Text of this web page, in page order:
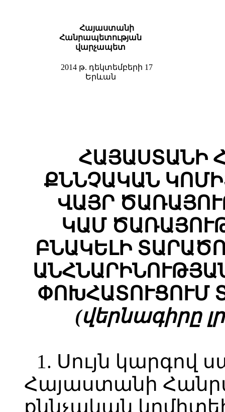
Հայաստանի
Հանրապետության
վարչապետ
2014 թ. դեկտեմբերի 17
Երևան
ՀԱՅԱՍՏԱՆԻ
ՔՆՆՉԱԿԱՆ
ՎԱՅՐ
ԿԱՄ
ԲՆԱԿԵԼԻ
ՓՈԽՀԱՏՈՒՑՈՒՄ
(վերնագիրը
1. Սույն կարգով
Հայաստանի
քննչական